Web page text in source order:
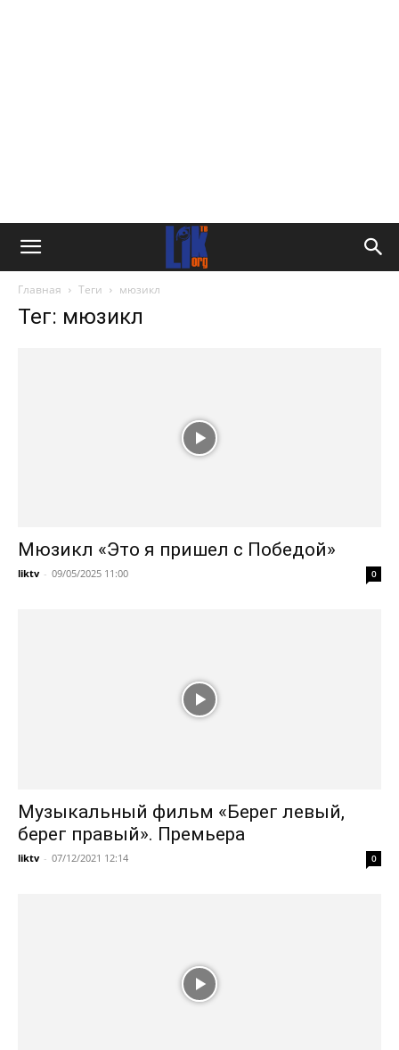
Главная Теги мюзикл
Тег: мюзикл
Мюзикл «Это я пришел с Победой»
liktv - 09/05/2025 11:00 0
Музыкальный фильм «Берег левый,
берег правый». Премьера
liktv - 07/12/2021 12:14 0